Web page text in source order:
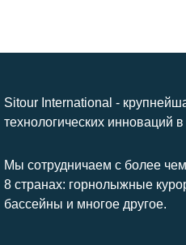
Sitour International -
технологических инноваций
Мы сотрудничаем с более
8 странах: горнолыжные
бассейны и многое другое.